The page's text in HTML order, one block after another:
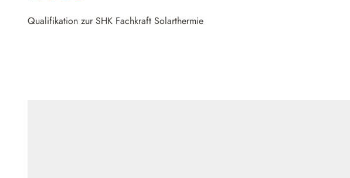
Qualifikation zur SHK Fachkraft Solarthermie